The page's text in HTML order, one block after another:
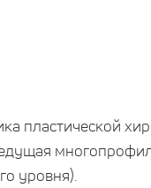
пластической
уровня).